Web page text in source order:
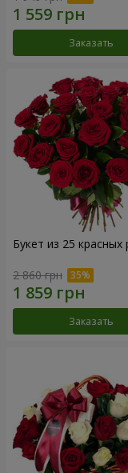
Заказать
Букет из 25 красных
2 860 грн
Заказать